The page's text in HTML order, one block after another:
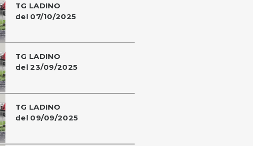
TG LADINO
del 07/10/2025
TG LADINO
del 23/09/2025
TG LADINO
del 09/09/2025